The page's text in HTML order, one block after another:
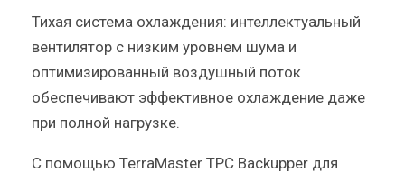
Тихая система охлаждения: интеллектуальный
вентилятор с низким уровнем шума и
оптимизированный воздушный поток
обеспечивают эффективное охлаждение даже
при полной нагрузке.
С помощью TerraMaster TPC Backupper для